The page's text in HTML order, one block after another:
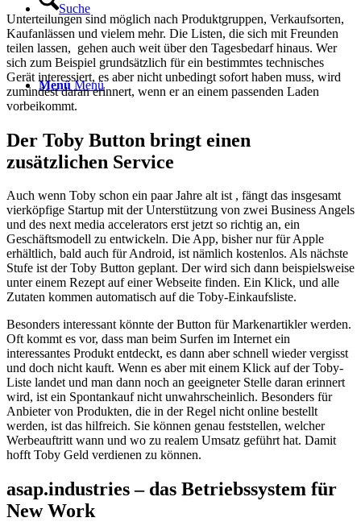
Suche
Menü Menü
Unterteilungen sind möglich nach Produktgruppen, Verkaufsorten,
Kaufanlässen und vielem mehr. Die Listen, die sich mit Freunden
teilen lassen, gehen auch weit über den Tagesbedarf hinaus. Wer
sich zum Beispiel grundsätzlich für ein bestimmtes technisches
Gerät interessiert, es aber nicht unbedingt sofort haben muss, wird
zumindest daran erinnert, wenn er an einem passenden Laden
vorbeikommt.
Der Toby Button bringt einen
zusätzlichen Service
Auch wenn Toby schon ein paar Jahre alt ist , fängt das insgesamt
vierköpfige Startup mit der Unterstützung von zwei Business Angels
und des next media accelerators erst jetzt so richtig an, ein
Geschäftsmodell zu entwickeln. Die App, bisher nur für Apple
erhältlich, bald auch für Android, ist nämlich kostenlos. Als nächste
Stufe ist der Toby Button geplant. Der wird sich dann beispielsweise
unter einem Rezept auf einer Webseite finden. Ein Klick, und alle
Zutaten kommen automatisch auf die Toby-Einkaufsliste.
Besonders interessant könnte der Button für Markenartikler werden.
Oft kommt es vor, dass man beim Surfen im Internet ein
interessantes Produkt entdeckt, es dann aber schnell wieder vergisst
und doch nicht kauft. Wenn es aber mit einem Klick auf der Toby-
Liste landet und man dann noch an geeigneter Stelle daran erinnert
wird, ist ein Spontankauf nicht unwahrscheinlich. Besonders für
Anbieter von Produkten, die in der Regel nicht online bestellt
werden, ist das hilfreich. Sie können genau feststellen, welcher
Werbeauftritt wann und wo zu realem Umsatz geführt hat. Damit
hofft Toby Geld verdienen zu können.
asap.industries – das Betriebssystem für
New Work